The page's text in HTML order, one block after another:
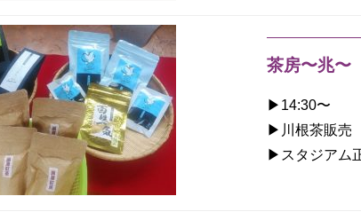
茶房〜兆〜
▶︎14:30〜
▶︎川根茶販売
▶︎スタジアム